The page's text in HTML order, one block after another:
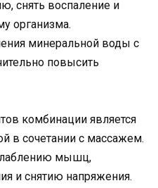
снять воспаление и
организма.
минеральной воды с
повысить
комбинации является
в сочетании с массажем.
мышц,
и снятию напряжения.